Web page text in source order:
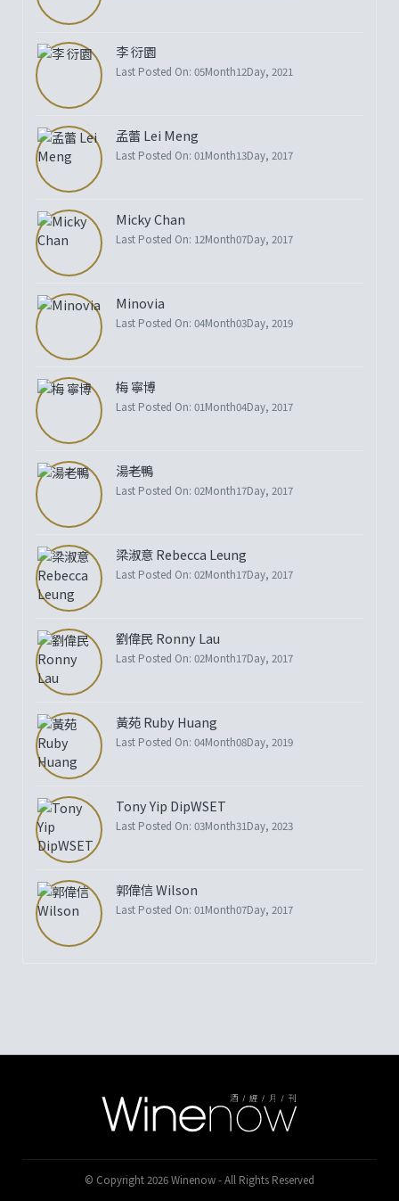
李 衍園
Last Posted On: 05Month12Day, 2021
孟蕾 Lei Meng
Last Posted On: 01Month13Day, 2017
Micky Chan
Last Posted On: 12Month07Day, 2017
Minovia
Last Posted On: 04Month03Day, 2019
梅 寧博
Last Posted On: 01Month04Day, 2017
湯老鴨
Last Posted On: 02Month17Day, 2017
梁淑意 Rebecca Leung
Last Posted On: 02Month17Day, 2017
劉偉民 Ronny Lau
Last Posted On: 02Month17Day, 2017
黃苑 Ruby Huang
Last Posted On: 04Month08Day, 2019
Tony Yip DipWSET
Last Posted On: 03Month31Day, 2023
郭偉信 Wilson
Last Posted On: 01Month07Day, 2017
© Copyright 2026 Winenow - All Rights Reserved